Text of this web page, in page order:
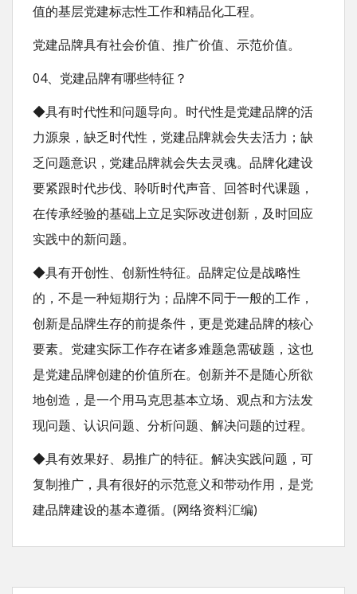
值的基层党建标志性工作和精品化工程。
党建品牌具有社会价值、推广价值、示范价值。
04、党建品牌有哪些特征？
◆具有时代性和问题导向。时代性是党建品牌的活
力源泉，缺乏时代性，党建品牌就会失去活力；缺
乏问题意识，党建品牌就会失去灵魂。品牌化建设
要紧跟时代步伐、聆听时代声音、回答时代课题，
在传承经验的基础上立足实际改进创新，及时回应
实践中的新问题。
◆具有开创性、创新性特征。品牌定位是战略性
的，不是一种短期行为；品牌不同于一般的工作，
创新是品牌生存的前提条件，更是党建品牌的核心
要素。党建实际工作存在诸多难题急需破题，这也
是党建品牌创建的价值所在。创新并不是随心所欲
地创造，是一个用马克思基本立场、观点和方法发
现问题、认识问题、分析问题、解决问题的过程。
◆具有效果好、易推广的特征。解决实践问题，可
复制推广，具有很好的示范意义和带动作用，是党
建品牌建设的基本遵循。(网络资料汇编)